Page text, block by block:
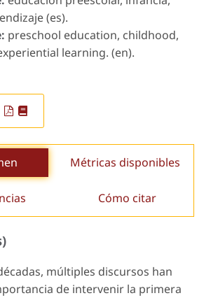
(es).
preschool education, childhood,
learning. (en).
Métricas disponibles
Cómo citar
múltiples discursos han
de intervenir la primera